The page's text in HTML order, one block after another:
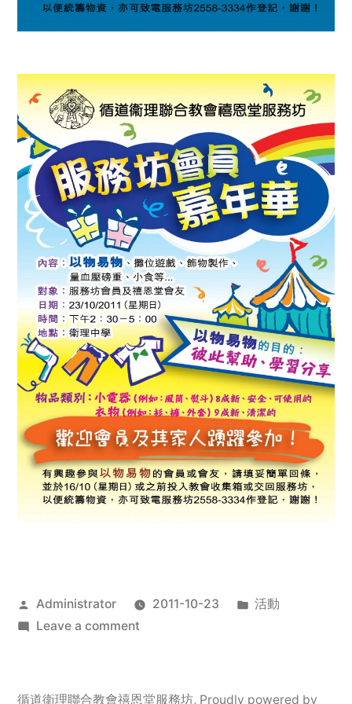
Posted
by
Administrator 2011-10-23
Posted
活動
Leave a commenton
服
循道衛理聯合教會禧恩堂服務坊, Proudly powered by